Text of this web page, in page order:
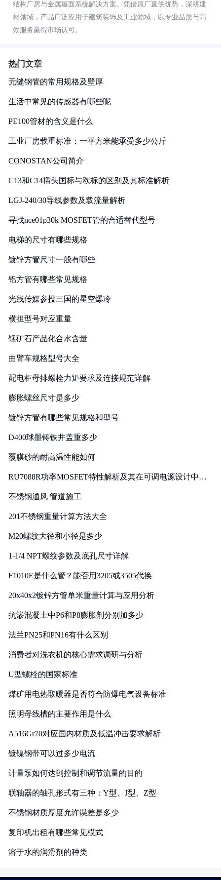
结构厂房与金属屋面系统解决方案。凭借原厂直供优势，深耕建
材领域，产品广泛应用于建筑装饰及工业领域，以专业品质与高
效服务赢得市场认可。
热门文章
无缝钢管的常用规格及壁厚
生活中常见的传感器有哪些呢
PE100管材的含义是什么
工业厂房载重标准：一平方米能承受多少公斤
CONOSTAN公司简介
C13和C14插头国标与欧标的区别及其标准解析
LGJ-240/30导线参数及载流量解析
寻找nce01p30k MOSFET管的合适替代型号
电梯的尺寸有哪些规格
镀锌方管尺寸一般有哪些
铝方管有哪些常见规格
光线传媒参投三国的星空爆冷
横担型号对应重量
锰矿石产品化合水含量
曲臂车规格型号大全
配电柜母排螺栓力矩要求及连接规范详解
膨胀螺丝尺寸是多少
镀锌方管有哪些常见规格和型号
D400球墨铸铁井盖重多少
覆膜砂的耐高温性能如何
RU7088R功率MOSFET特性解析及其在可调电源设计中的
不锈钢通风 管道施工
201不锈钢重量计算方法大全
M20螺纹大径和小径是多少
1-1/4 NPT螺纹参数及底孔尺寸详解
F1010E是什么管？能否用3205或3505代换
20x40x2镀锌方管单米重量计算与应用分析
抗渗混凝土中P6和P8膨胀剂分别加多少
法兰PN25和PN16有什么区别
消费者对洗衣机的核心需求调研与分析
U型螺栓的国家标准
煤矿用电热取暖器是否符合防爆电气设备标准
照明母线槽的主要作用是什么
A516Gr70对应国内材质及低温冲击要求解析
镀镍钢带可以过多少电流
计量泵如何达到控制和调节流量的目的
联轴器的轴孔形式有三种：Y型、J型、Z型
不锈钢材质厚度允许误差是多少
复印机出租有哪些常见模式
溶于水的润滑剂的种类